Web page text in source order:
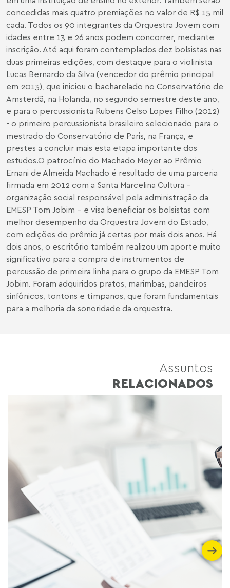
concedidas mais quatro premiações no valor de R$ 15 mil
cada. Todos os 90 integrantes da Orquestra Jovem com
idades entre 13 e 26 anos podem concorrer, mediante
inscrição. Até aqui foram contemplados dez bolsistas nas
duas primeiras edições, com destaque para o violinista
Lucas Bernardo da Silva (vencedor do prêmio principal
em 2013), que iniciou o bacharelado no Conservatório de
Amsterdã, na Holanda, no segundo semestre deste ano,
e para o percussionista Rubens Celso Lopes Filho (2012)
- o primeiro percussionista brasileiro selecionado para o
mestrado do Conservatório de Paris, na França, e
prestes a concluir mais esta etapa importante dos
estudos.O patrocínio do Machado Meyer ao Prêmio
Ernani de Almeida Machado é resultado de uma parceria
firmada em 2012 com a Santa Marcelina Cultura -
organização social responsável pela administração da
EMESP Tom Jobim - e visa beneficiar os bolsistas com
melhor desempenho da Orquestra Jovem do Estado,
com edições do prêmio já certas por mais dois anos. Há
dois anos, o escritório também realizou um aporte muito
significativo para a compra de instrumentos de
percussão de primeira linha para o grupo da EMESP Tom
Jobim. Foram adquiridos pratos, marimbas, pandeiros
sinfônicos, tontons e tímpanos, que foram fundamentais
para a melhoria da sonoridade da orquestra.
Assuntos
RELACIONADOS